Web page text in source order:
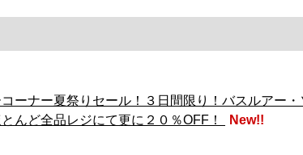
ーナー夏祭りセール！３日間限り！バスルアー・
んど全品レジにて更に２０％OFF！
New!!